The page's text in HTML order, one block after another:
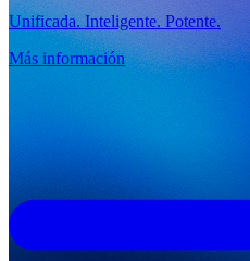
Unificada. Inteligente. Potente.
Más información